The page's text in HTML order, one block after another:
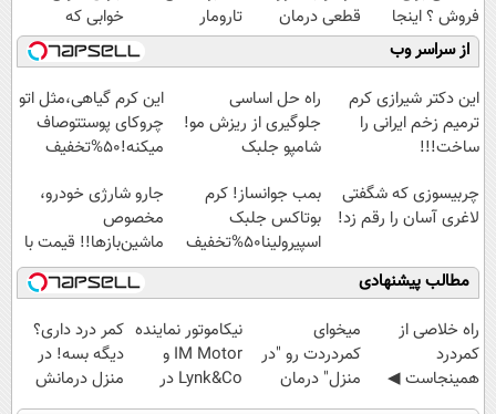
فروش ؟ اینجا
سریع و راحت
بفروش
قطعی درمان
کنید!
◗پرسش‌نامه◖
تارومار
ازبین‌برنده انواع
عنکبوت
خوابی که
میلیاردر شد.
آموزش رایگان
از سراسر وب
این دکتر شیرازی کرم
ترمیم زخم ایرانی را
ساخت!!!
راه حل اساسی
جلوگیری از ریزش مو!
شامپو جلبک
این کرم گیاهی،مثل اتو
چروکای پوستتوصاف
میکنه!50%تخفیف
چربیسوزی که شگفتی
لاغری آسان را رقم زد!
بمب جوانساز! کرم
بوتاکس جلبک
اسپیرولینا50%تخفیف
جارو شارژی خودرو،
مخصوص
ماشین‌باز‌ها!! قیمت با
تخفیف: فقط
1,499,000
مطالب پیشنهادی
‌راه خلاصی از
کمردرد
همینجاست ◀
فقط کافیه فرم
میخوای
کمردردت رو "در
منزل" درمان
کنی؟ (◂فیلم +
نیکاموتور نماینده
IM Motor و
Lynk&Co در
ایران
کمر درد داری؟
دیگه بسه! در
منزل درمانش
کن